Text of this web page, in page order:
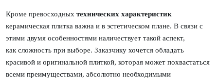
Кроме превосходных технических характеристик
керамическая плитка важна и в эстетическом плане. В связи с
этими двумя особенностями наличествует такой аспект,
как сложность при выборе. Заказчику хочется обладать
красивой и оригинальной плиткой, которая может похвастаться
всеми преимуществами, абсолютно необходимыми